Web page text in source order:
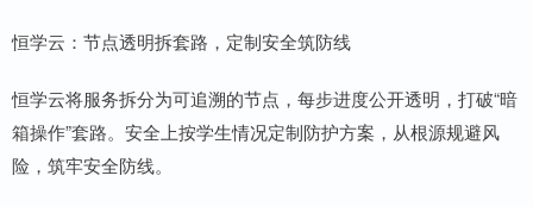
恒学云：节点透明拆套路，定制安全筑防线
恒学云将服务拆分为可追溯的节点，每步进度公开透明，打破“暗
箱操作”套路。安全上按学生情况定制防护方案，从根源规避风
险，筑牢安全防线。